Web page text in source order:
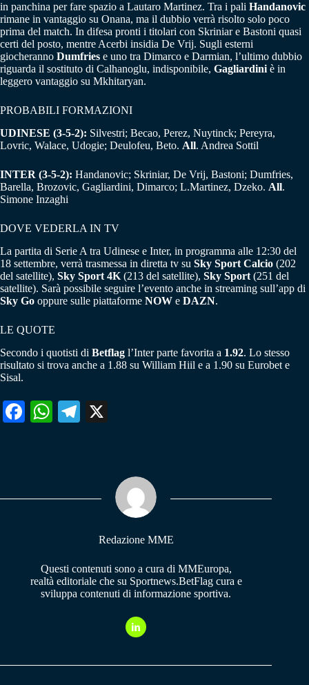
in panchina per fare spazio a Lautaro Martinez. Tra i pali Handanovic
rimane in vantaggio su Onana, ma il dubbio verrà risolto solo poco
prima del match. In difesa pronti i titolari con Skriniar e Bastoni quasi
certi del posto, mentre Acerbi insidia De Vrij. Sugli esterni
giocheranno Dumfries e uno tra Dimarco e Darmian, l’ultimo dubbio
riguarda il sostituto di Calhanoglu, indisponibile, Gagliardini è in
leggero vantaggio su Mkhitaryan.
PROBABILI FORMAZIONI
UDINESE (3-5-2): Silvestri; Becao, Perez, Nuytinck; Pereyra,
Lovric, Walace, Udogie; Deulofeu, Beto. All. Andrea Sottil
INTER (3-5-2): Handanovic; Skriniar, De Vrij, Bastoni; Dumfries,
Barella, Brozovic, Gagliardini, Dimarco; L.Martinez, Dzeko. All.
Simone Inzaghi
DOVE VEDERLA IN TV
La partita di Serie A tra Udinese e Inter, in programma alle 12:30 del
18 settembre, verrà trasmessa in diretta tv su Sky Sport Calcio (202
del satellite), Sky Sport 4K (213 del satellite), Sky Sport (251 del
satellite). Sarà possibile seguire l’evento anche in streaming sull’app di
Sky Go oppure sulle piattaforme NOW e DAZN.
LE QUOTE
Secondo i quotisti di Betflag l’Inter parte favorita a 1.92. Lo stesso
risultato si trova anche a 1.88 su William Hiil e a 1.90 su Eurobet e
Sisal.
Fa W
pp
Te
m
Redazione MME
Questi contenuti sono a cura di MMEuropa,
realtà editoriale che su Sportnews.BetFlag cura e
sviluppa contenuti di informazione sportiva.